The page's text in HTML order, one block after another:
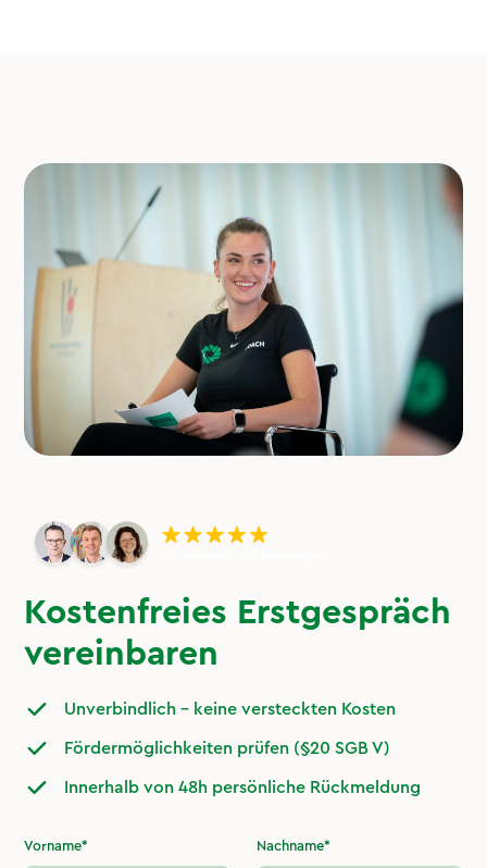
Kostenfreies Erstgespräch
vereinbaren
Unverbindlich – keine versteckten Kosten
Fördermöglichkeiten prüfen (§20 SGB V)
Innerhalb von 48h persönliche Rückmeldung
Vorname* Nachname*